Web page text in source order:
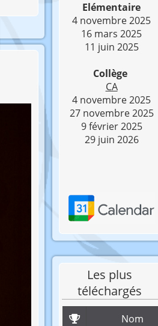
Elémentaire
4 novembre 2025
16 mars 2025
11 juin 2025
Collège
CA
4 novembre 2025
27 novembre 2025
9 février 2025
29 juin 2026
Les plus
téléchargés
Nom